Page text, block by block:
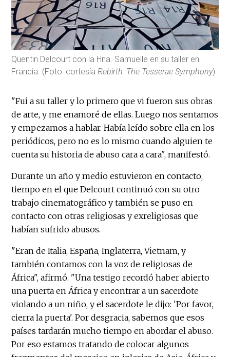
Quentin Delcourt con la Hna. Samuelle en su taller en
Francia. (Foto: cortesíaRebirth: The Tesserae Symphony).
"Fui a su taller y lo primero que vi fueron sus obras
de arte, y me enamoré de ellas. Luego nos sentamos
y empezamos a hablar. Había leído sobre ella en los
periódicos, pero no es lo mismo cuando alguien te
cuenta su historia de abuso cara a cara", manifestó.
Durante un año y medio estuvieron en contacto,
tiempo en el que Delcourt continuó con su otro
trabajo cinematográfico y también se puso en
contacto con otras religiosas y exreligiosas que
habían sufrido abusos.
"Eran de Italia, España, Inglaterra, Vietnam, y
también contamos con la voz de religiosas de
África", afirmó. "Una testigo recordó haber abierto
una puerta en África y encontrar a un sacerdote
violando a un niño, y el sacerdote le dijo: 'Por favor,
cierra la puerta'. Por desgracia, sabemos que esos
países tardarán mucho tiempo en abordar el abuso.
Por eso estamos tratando de colocar algunos